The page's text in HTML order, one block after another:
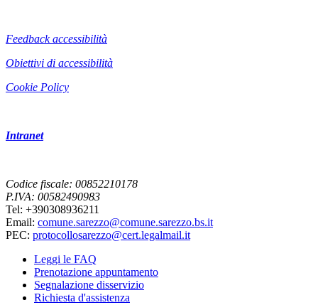
Feedback accessibilità
Obiettivi di accessibilità
Cookie Policy
Intranet
Codice fiscale: 00852210178
P.IVA: 00582490983
Tel: +390308936211
Email: comune.sarezzo@comune.sarezzo.bs.it
PEC: protocollosarezzo@cert.legalmail.it
Leggi le FAQ
Prenotazione appuntamento
Segnalazione disservizio
Richiesta d'assistenza